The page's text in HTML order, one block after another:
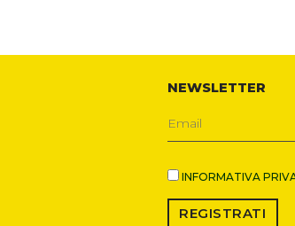
NEWSLETTER
INFORMATIVA
REGISTRATI